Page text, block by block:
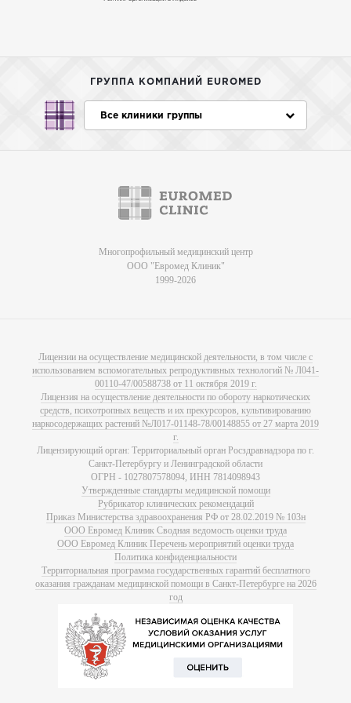
ГРУППА КОМПАНИЙ EUROMED
Все клиники группы
Многопрофильный медицинский центр
ООО "Евромед Клиник"
1999-2026
Лицензии на осуществление медицинской деятельности, в том числе с
использованием вспомогательных репродуктивных технологий № Л041-
00110-47/00588738 от 11 октября 2019 г.
Лицензия на осуществление деятельности по обороту наркотических
средств, психотропных веществ и их прекурсоров, культивированию
наркосодержащих растений №Л017-01148-78/00148855 от 27 марта 2019
г.
Лицензирующий орган: Территориальный орган Росздравнадзора по г.
Санкт-Петербургу и Ленинградской области
ОГРН - 1027807578094, ИНН 7814098943
Утвержденные стандарты медицинской помощи
Рубрикатор клинических рекомендаций
Приказ Министерства здравоохранения РФ от 28.02.2019 № 103н
ООО Евромед Клиник Сводная ведомость оценки труда
ООО Евромед Клиник Перечень мероприятий оценки труда
Политика конфиденциальности
Территориальная программа государственных гарантий бесплатного
оказания гражданам медицинской помощи в Санкт-Петербурге на 2026
год